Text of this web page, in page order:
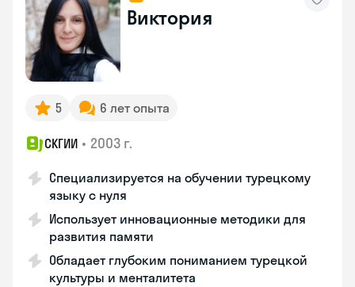
Виктория
5 6 лет опыта
СКГИИ • 2003 г.
Специализируется на обучении турецкому
языку с нуля
Использует инновационные методики для
развития памяти
Обладает глубоким пониманием турецкой
культуры и менталитета